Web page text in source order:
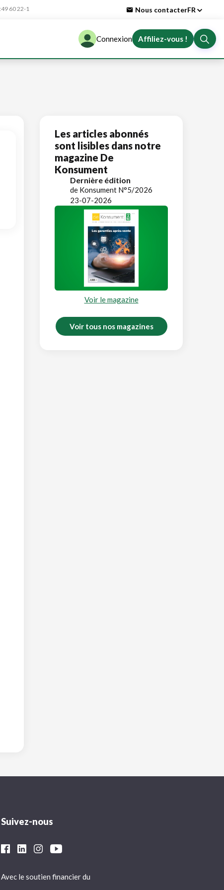
60 22-1 Nous contacterFR
Connexion Affiliez-vous !
Les articles abonnés
sont lisibles dans notre
magazine De
Konsument
Dernière édition
de Konsument N°5/2026
23-07-2026
Voir le magazine
Voir tous nos magazines
Suivez-nous
Avec le soutien financier du